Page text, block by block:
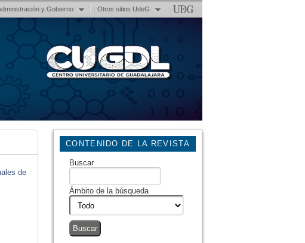
y Gobierno Otros sitios UdeG
CONTENIDO DE LA REVISTA
Buscar
Ámbito de la búsqueda
de